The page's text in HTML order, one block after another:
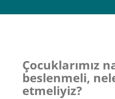
Çocuklarımız
beslenmeli,
etmeliyiz?